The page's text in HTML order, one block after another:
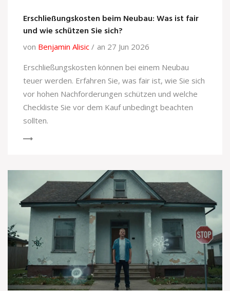
Erschließungskosten beim Neubau: Was ist fair
und wie schützen Sie sich?
von Benjamin Alisic
an 27 Jun 2026
Erschließungskosten können bei einem Neubau
teuer werden. Erfahren Sie, was fair ist, wie Sie sich
vor hohen Nachforderungen schützen und welche
Checkliste Sie vor dem Kauf unbedingt beachten
sollten.